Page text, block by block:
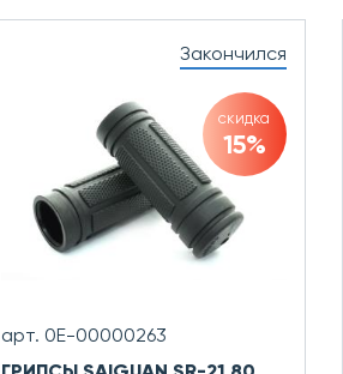
Закончился
скидка
15%
арт. 0Е-00000263